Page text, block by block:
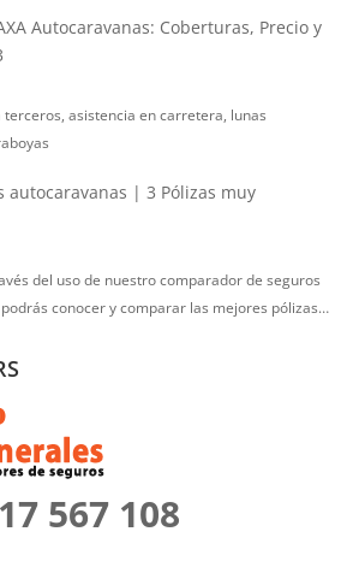
Autocaravanas: Coberturas, Precio y
terceros, asistencia en carretera, lunas
autocaravanas | 3 Pólizas muy
del uso de nuestro comparador de seguros
conocer y comparar las mejores pólizas…
567 108